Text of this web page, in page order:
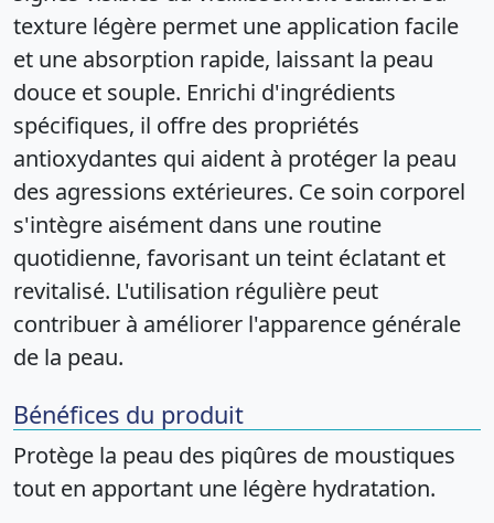
texture légère permet une application facile
et une absorption rapide, laissant la peau
douce et souple. Enrichi d'ingrédients
spécifiques, il offre des propriétés
antioxydantes qui aident à protéger la peau
des agressions extérieures. Ce soin corporel
s'intègre aisément dans une routine
quotidienne, favorisant un teint éclatant et
revitalisé. L'utilisation régulière peut
contribuer à améliorer l'apparence générale
de la peau.
Bénéfices du produit
Protège la peau des piqûres de moustiques
tout en apportant une légère hydratation.